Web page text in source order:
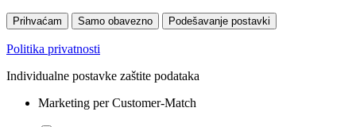
Prihvaćam Samo obavezno Podešavanje postavki
Politika privatnosti
Individualne postavke zaštite podataka
Marketing per Customer-Match